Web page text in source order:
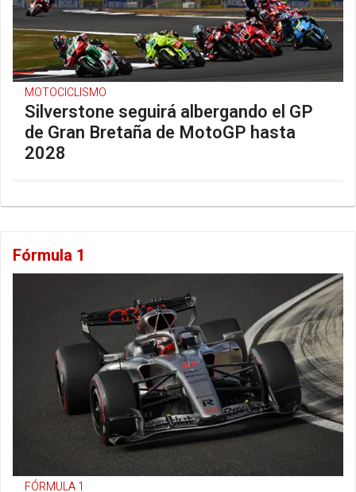
MOTOCICLISMO
Silverstone seguirá albergando el GP
de Gran Bretaña de MotoGP hasta
2028
Fórmula 1
FÓRMULA 1